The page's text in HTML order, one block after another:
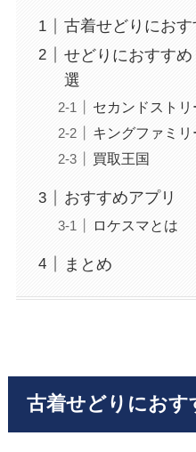
古着せどりにお
せどりにおすす
選
セカンドストリ
キングファミリ
買取王国
おすすめアプリ
ロケスマとは
まとめ
古着せどりにおす